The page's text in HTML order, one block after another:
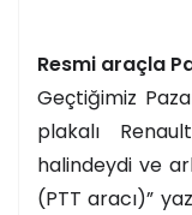
Resmi araçla
Geçtiğimiz
plakalı
halindeydi ve
(PTT aracı)”